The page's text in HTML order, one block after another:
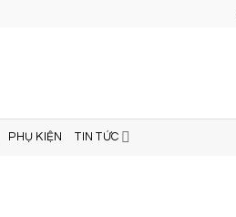
PHỤ KIỆN TIN TỨC